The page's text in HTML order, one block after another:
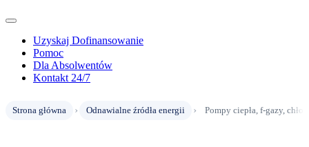
Uzyskaj Dofinansowanie
Pomoc
Dla Absolwentów
Kontakt 24/7
Strona główna › Odnawialne źródła energii › Pompy ciepła, f-gazy,